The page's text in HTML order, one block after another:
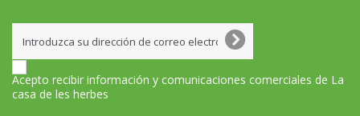
Acepto recibir información y comunicaciones comerciales de La
casa de les herbes